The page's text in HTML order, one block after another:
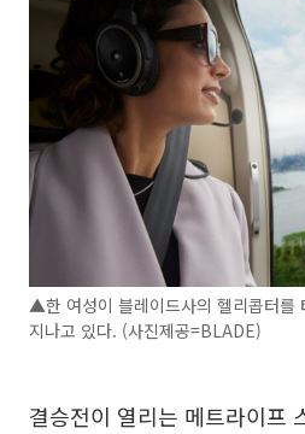
▲한 여성이 블레이드사의 헬리콥터를
지나고 있다. (사진제공=BLADE)
결승전이 열리는 메트라이프